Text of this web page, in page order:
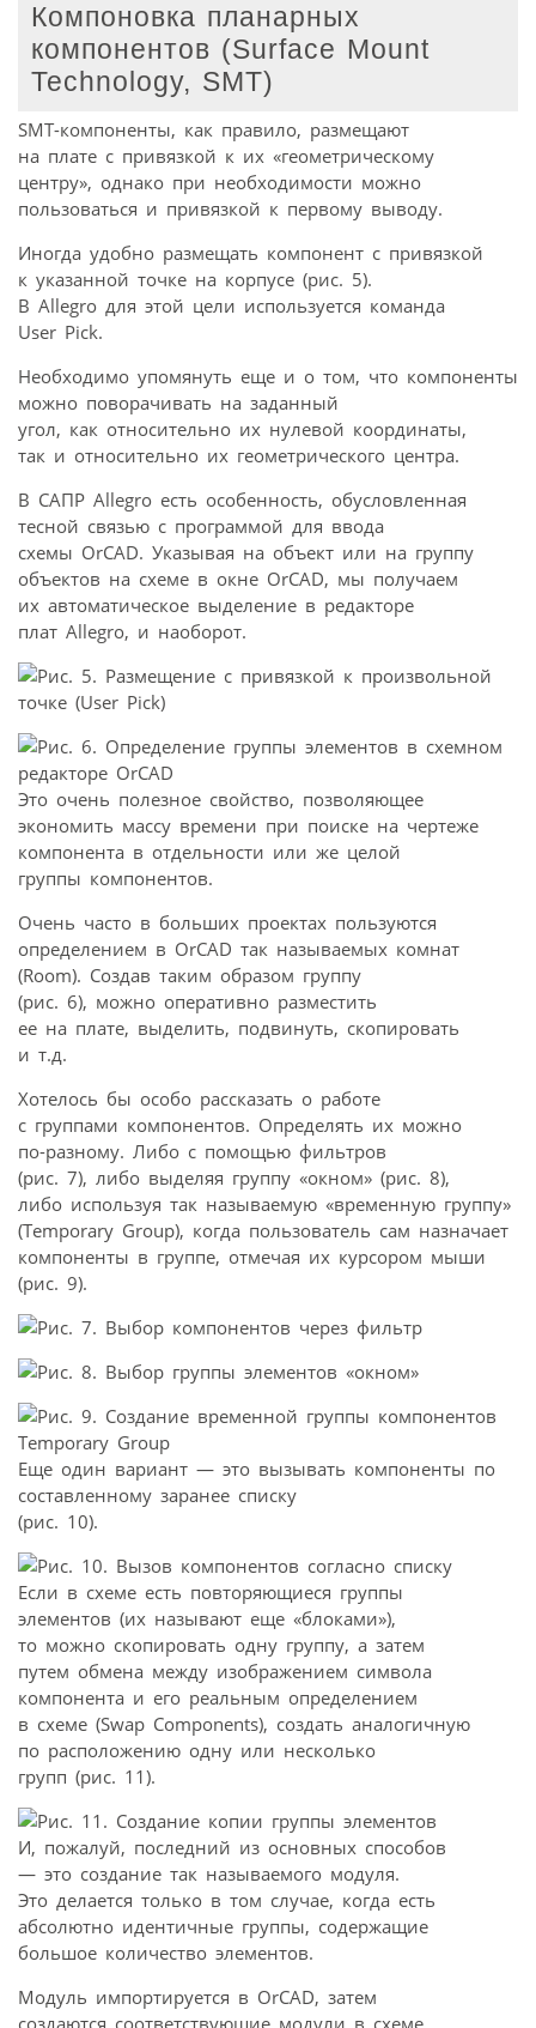
Компоновка планарных
компонентов (Surface Mount
Technology, SMT)
SMT-компоненты, как правило, размещают
на плате с привязкой к их «геометрическому
центру», однако при необходимости можно
пользоваться и привязкой к первому выводу.
Иногда удобно размещать компонент с привязкой
к указанной точке на корпусе (рис. 5).
В Allegro для этой цели используется команда
User Pick.
Необходимо упомянуть еще и о том, что компоненты
можно поворачивать на заданный
угол, как относительно их нулевой координаты,
так и относительно их геометрического центра.
В САПР Allegro есть особенность, обусловленная
тесной связью с программой для ввода
схемы OrCAD. Указывая на объект или на группу
объектов на схеме в окне OrCAD, мы получаем
их автоматическое выделение в редакторе
плат Allegro, и наоборот.
Это очень полезное свойство, позволяющее
экономить массу времени при поиске на чертеже
компонента в отдельности или же целой
группы компонентов.
Очень часто в больших проектах пользуются
определением в OrCAD так называемых комнат
(Room). Создав таким образом группу
(рис. 6), можно оперативно разместить
ее на плате, выделить, подвинуть, скопировать
и т.д.
Хотелось бы особо рассказать о работе
с группами компонентов. Определять их можно
по-разному. Либо с помощью фильтров
(рис. 7), либо выделяя группу «окном» (рис. 8),
либо используя так называемую «временную группу»
(Temporary Group), когда пользователь сам назначает
компоненты в группе, отмечая их курсором мыши
(рис. 9).
Еще один вариант — это вызывать компоненты по
составленному заранее списку
(рис. 10).
Если в схеме есть повторяющиеся группы
элементов (их называют еще «блоками»),
то можно скопировать одну группу, а затем
путем обмена между изображением символа
компонента и его реальным определением
в схеме (Swap Components), создать аналогичную
по расположению одну или несколько
групп (рис. 11).
И, пожалуй, последний из основных способов
— это создание так называемого модуля.
Это делается только в том случае, когда есть
абсолютно идентичные группы, содержащие
большое количество элементов.
Модуль импортируется в OrCAD, затем